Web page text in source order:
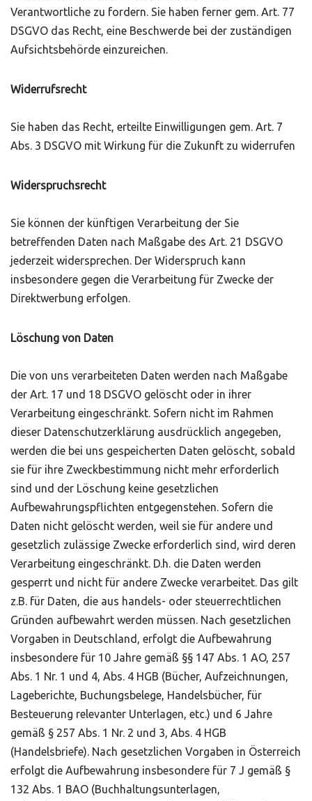
Verantwortliche zu fordern. Sie haben ferner gem. Art. 77
DSGVO das Recht, eine Beschwerde bei der zuständigen
Aufsichtsbehörde einzureichen.
Widerrufsrecht
Sie haben das Recht, erteilte Einwilligungen gem. Art. 7
Abs. 3 DSGVO mit Wirkung für die Zukunft zu widerrufen
Widerspruchsrecht
Sie können der künftigen Verarbeitung der Sie
betreffenden Daten nach Maßgabe des Art. 21 DSGVO
jederzeit widersprechen. Der Widerspruch kann
insbesondere gegen die Verarbeitung für Zwecke der
Direktwerbung erfolgen.
Löschung von Daten
Die von uns verarbeiteten Daten werden nach Maßgabe
der Art. 17 und 18 DSGVO gelöscht oder in ihrer
Verarbeitung eingeschränkt. Sofern nicht im Rahmen
dieser Datenschutzerklärung ausdrücklich angegeben,
werden die bei uns gespeicherten Daten gelöscht, sobald
sie für ihre Zweckbestimmung nicht mehr erforderlich
sind und der Löschung keine gesetzlichen
Aufbewahrungspflichten entgegenstehen. Sofern die
Daten nicht gelöscht werden, weil sie für andere und
gesetzlich zulässige Zwecke erforderlich sind, wird deren
Verarbeitung eingeschränkt. D.h. die Daten werden
gesperrt und nicht für andere Zwecke verarbeitet. Das gilt
z.B. für Daten, die aus handels- oder steuerrechtlichen
Gründen aufbewahrt werden müssen. Nach gesetzlichen
Vorgaben in Deutschland, erfolgt die Aufbewahrung
insbesondere für 10 Jahre gemäß §§ 147 Abs. 1 AO, 257
Abs. 1 Nr. 1 und 4, Abs. 4 HGB (Bücher, Aufzeichnungen,
Lageberichte, Buchungsbelege, Handelsbücher, für
Besteuerung relevanter Unterlagen, etc.) und 6 Jahre
gemäß § 257 Abs. 1 Nr. 2 und 3, Abs. 4 HGB
(Handelsbriefe). Nach gesetzlichen Vorgaben in Österreich
erfolgt die Aufbewahrung insbesondere für 7 J gemäß §
132 Abs. 1 BAO (Buchhaltungsunterlagen,